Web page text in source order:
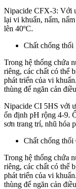
Nipacide CFX-3: Với
lại vi khuẩn, nấm,
lên 40ºC.
Chất chống thối
Trong hệ thống chứa
riêng, các chất có thể
phát triển của vi
thùng để ngăn cản
Nipacide CI 5HS với
ổn định pH rộng 4-9.
sơn trang trí, nhũ hóa
Chất chống thối
Trong hệ thống chứa
riêng, các chất có thể
phát triển của vi
thùng để ngăn cản